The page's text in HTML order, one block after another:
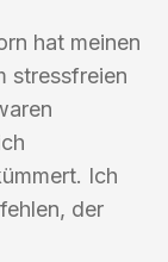
hat meinen
stressfreien
Ich
der